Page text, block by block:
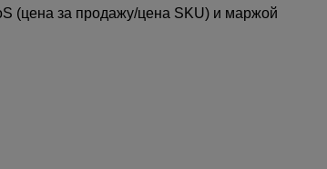
(цена за продажу/цена SKU) и маржой